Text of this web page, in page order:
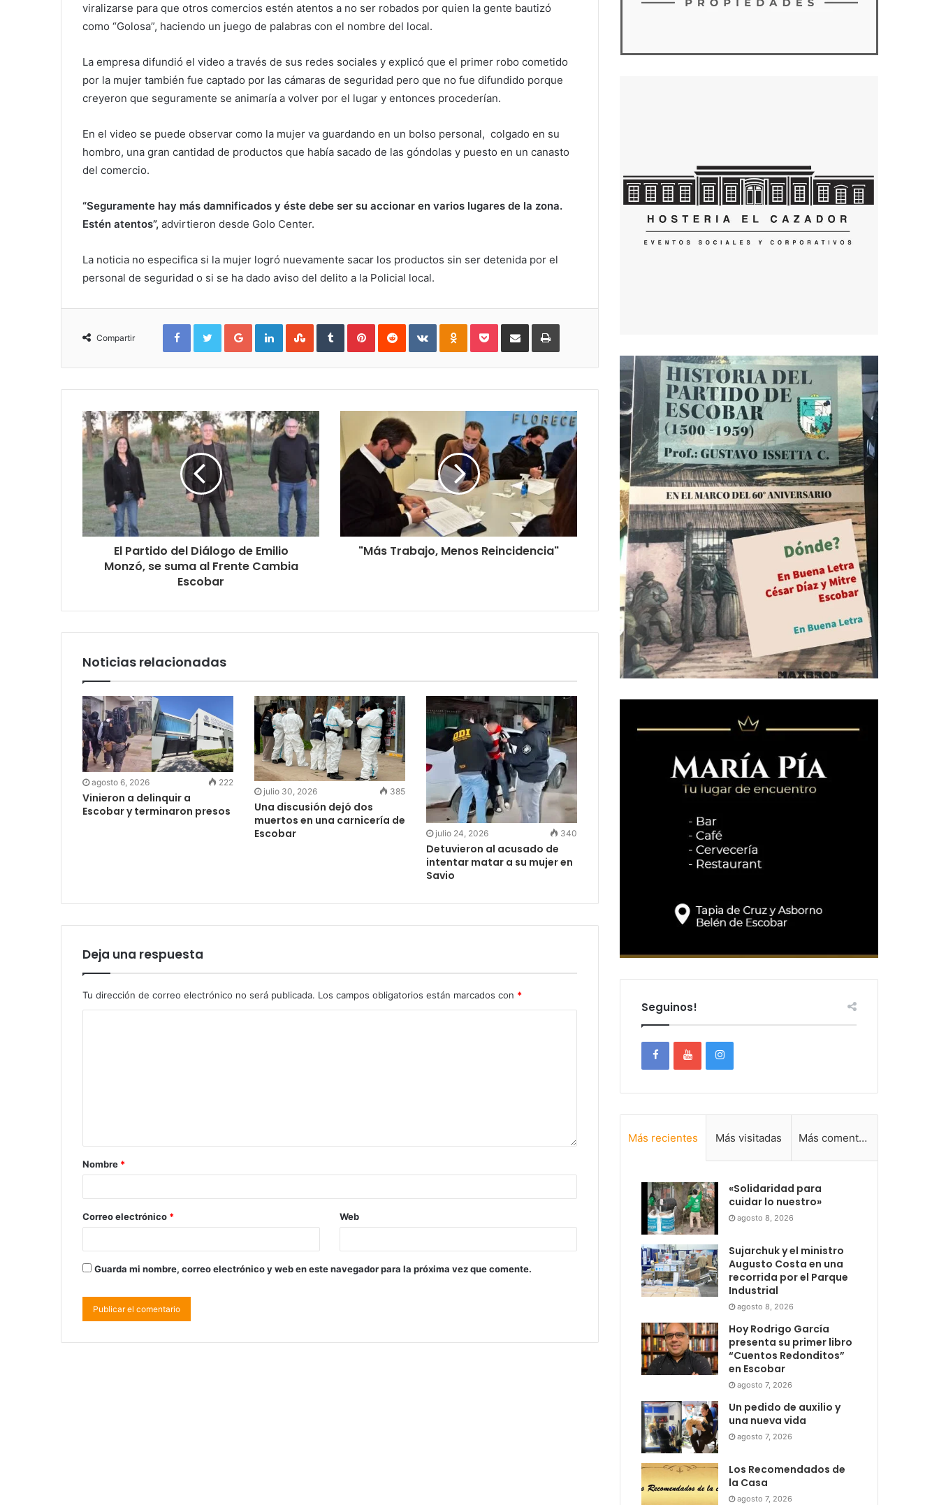
viralizarse para que otros comercios estén atentos a no ser robados por quien la gente bautizó
como “Golosa”, haciendo un juego de palabras con el nombre del local.
La empresa difundió el video a través de sus redes sociales y explicó que el primer robo cometido
por la mujer también fue captado por las cámaras de seguridad pero que no fue difundido porque
creyeron que seguramente se animaría a volver por el lugar y entonces procederían.
En el video se puede observar como la mujer va guardando en un bolso personal, colgado en su
hombro, una gran cantidad de productos que había sacado de las góndolas y puesto en un canasto
del comercio.
“Seguramente hay más damnificados y éste debe ser su accionar en varios lugares de la zona.
Estén atentos”, advirtieron desde Golo Center.
La noticia no especifica si la mujer logró nuevamente sacar los productos sin ser detenida por el
personal de seguridad o si se ha dado aviso del delito a la Policial local.
Compartir
FacebookTwitterGoogle+LinkedInStumbleUpon
TumblrPinterestReddit VKontakteOdnoklassniki
PocketCompartir
mail
Imprimir
El Partido del Diálogo de Emilio
Monzó, se suma al Frente Cambia
Escobar
"Más Trabajo, Menos Reincidencia"
Noticias relacionadas
agosto 6, 2026 222
Vinieron a delinquir a
Escobar y terminaron presos
julio 30, 2026 385
Una discusión dejó dos
muertos en una carnicería de
Escobar
julio 24, 2026 340
Detuvieron al acusado de
intentar matar a su mujer en
Savio
Deja una respuesta
Tu dirección de correo electrónico no será publicada. Los campos obligatorios están marcados con *
Nombre *
Correo electrónico * Web
Guarda mi nombre, correo electrónico y web en este navegador para la próxima vez que comente.
Seguinos!
Más recientes Más visitadas Más comentadas
«Solidaridad para
cuidar lo nuestro»
agosto 8, 2026
Sujarchuk y el ministro
Augusto Costa en una
recorrida por el Parque
Industrial
agosto 8, 2026
Hoy Rodrigo García
presenta su primer libro
“Cuentos Redonditos”
en Escobar
agosto 7, 2026
Un pedido de auxilio y
una nueva vida
agosto 7, 2026
Los Recomendados de
la Casa
agosto 7, 2026